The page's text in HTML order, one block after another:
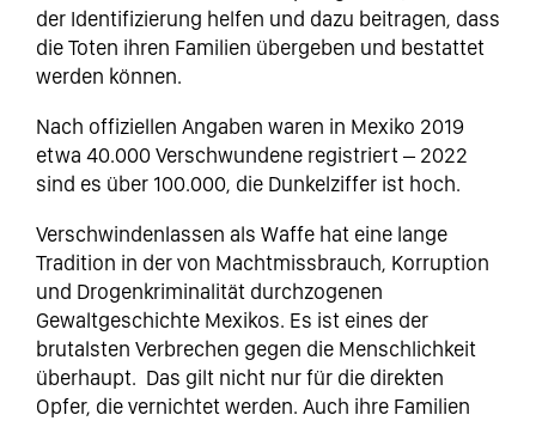
der Identifizierung helfen und dazu beitragen, dass
die Toten ihren Familien übergeben und bestattet
werden können.
Nach offiziellen Angaben waren in Mexiko 2019
etwa 40.000 Verschwundene registriert – 2022
sind es über 100.000, die Dunkelziffer ist hoch.
Verschwindenlassen als Waffe hat eine lange
Tradition in der von Machtmissbrauch, Korruption
und Drogenkriminalität durchzogenen
Gewaltgeschichte Mexikos. Es ist eines der
brutalsten Verbrechen gegen die Menschlichkeit
überhaupt. Das gilt nicht nur für die direkten
Opfer, die vernichtet werden. Auch ihre Familien